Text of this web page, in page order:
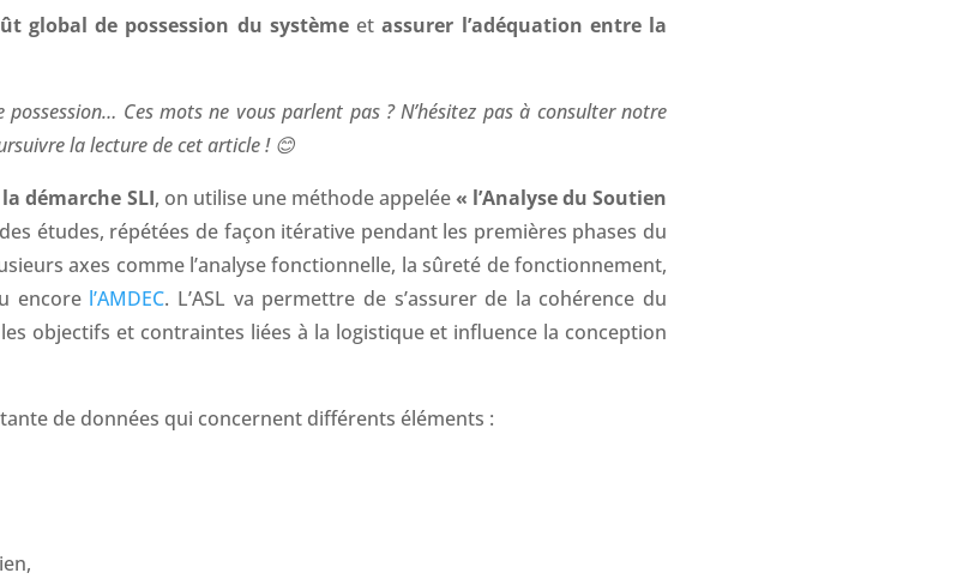
global de possession du systèmeetassurer l’adéquation entre la
Ces mots ne vous parlent pas ? N’hésitez pas à consulter notre
la lecture de cet article ! 😊
démarche SLI, on utilise une méthode appelée« l’Analyse du Soutien
des études, répétées de façon itérative pendant les premières phases du
axes comme l’analyse fonctionnelle, la sûreté de fonctionnement,
encore l’AMDEC. L’ASL va permettre de s’assurer de la cohérence du
objectifs et contraintes liées à la logistique et influence la conception
de données qui concernent différents éléments :